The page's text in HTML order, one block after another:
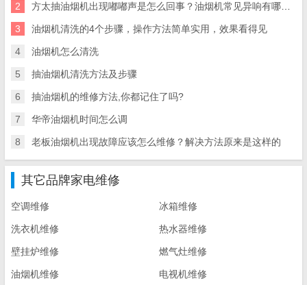
2 方太抽油烟机出现嘟嘟声是怎么回事？油烟机常见异响有哪些？
3 油烟机清洗的4个步骤，操作方法简单实用，效果看得见
4 油烟机怎么清洗
5 抽油烟机清洗方法及步骤
6 抽油烟机的维修方法,你都记住了吗?
7 华帝油烟机时间怎么调
8 老板油烟机出现故障应该怎么维修？解决方法原来是这样的
其它品牌家电维修
空调维修 冰箱维修
洗衣机维修 热水器维修
壁挂炉维修 燃气灶维修
油烟机维修 电视机维修